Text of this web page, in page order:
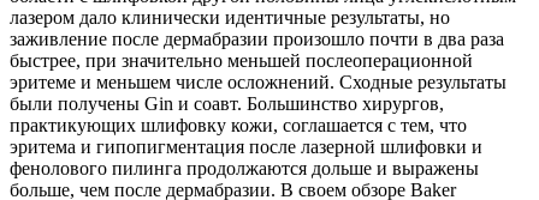
лазером дало клинически идентичные результаты, но
заживление после дермабразии произошло почти в два раза
быстрее, при значительно меньшей послеоперационной
эритеме и меньшем числе осложнений. Сходные результаты
были получены Gin и соавт. Большинство хирургов,
практикующих шлифовку кожи, соглашается с тем, что
эритема и гипопигментация после лазерной шлифовки и
фенолового пилинга продолжаются дольше и выражены
больше, чем после дермабразии. В своем обзоре Baker